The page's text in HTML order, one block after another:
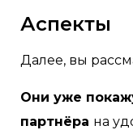
Аспекты
Далее, вы
Они уже
партнёра на